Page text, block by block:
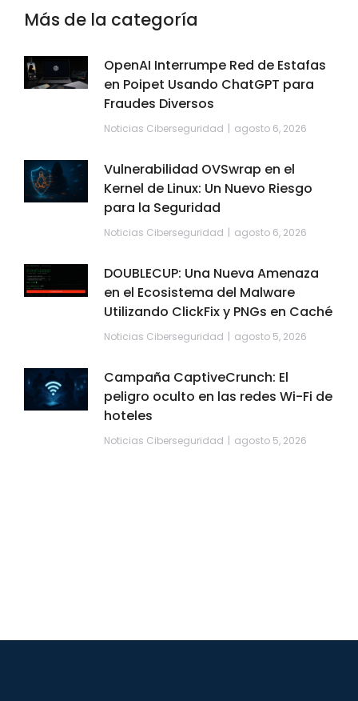
Más de la categoría
OpenAI Interrumpe Red de Estafas
en Poipet Usando ChatGPT para
Fraudes Diversos
Noticias Ciberseguridad agosto 6, 2026
Vulnerabilidad OVSwrap en el
Kernel de Linux: Un Nuevo Riesgo
para la Seguridad
Noticias Ciberseguridad agosto 6, 2026
DOUBLECUP: Una Nueva Amenaza
en el Ecosistema del Malware
Utilizando ClickFix y PNGs en Caché
Noticias Ciberseguridad agosto 5, 2026
Campaña CaptiveCrunch: El
peligro oculto en las redes Wi-Fi de
hoteles
Noticias Ciberseguridad agosto 5, 2026